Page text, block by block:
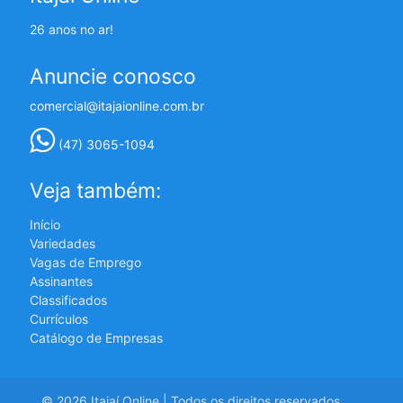
26 anos no ar!
Anuncie conosco
comercial@itajaionline.com.br
(47) 3065-1094
Veja também:
Início
Variedades
Vagas de Emprego
Assinantes
Classificados
Currículos
Catálogo de Empresas